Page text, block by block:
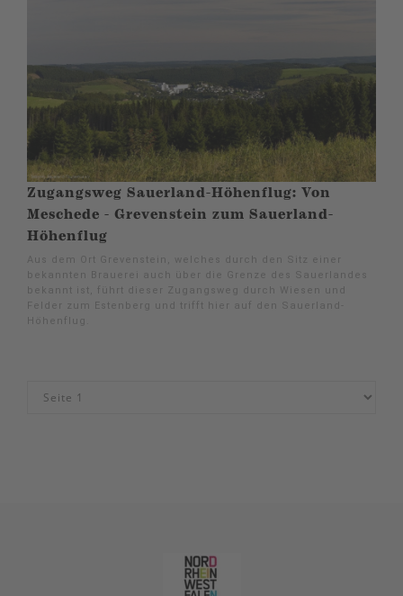
Zugangsweg Sauerland-Höhenflug: Von
Meschede - Grevenstein zum Sauerland-
Höhenflug
Aus dem Ort Grevenstein, welches durch den Sitz einer
bekannten Brauerei auch über die Grenze des Sauerlandes
bekannt ist, führt dieser Zugangsweg durch Wiesen und
Felder zum Estenberg und trifft hier auf den Sauerland-
Höhenflug.